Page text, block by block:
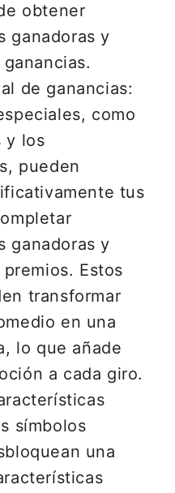
obtener
ganadoras y
de ganancias:
como
y los
pueden
tus
ganadoras y
Estos
transformar
en una
lo que añade
a cada giro.
símbolos
una